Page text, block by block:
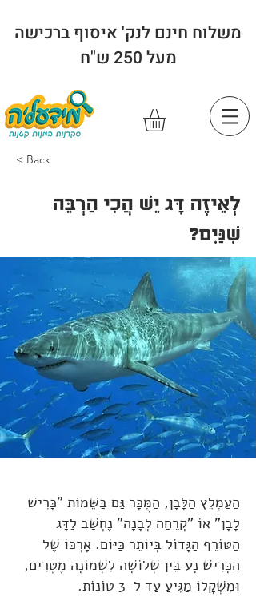
משלוח חינם לנק' איסוף ברכישה
מעל 250 ש"ח
< Back
לְאֵיזֶה דָּג יֵשׁ הֲכִי הַרְבֵּה
שִׁנַּיִם?
הַעַמְלֵץ הַלָּבָן, הַמֻּכָּר גַּם בַּשֵּׁמוֹת "כָּרִישׁ
לָבָן" אוֹ "קְרֵחַה לְבָנָה" נֶחְשַׁב לַדָּג
הַטּוֹרֵף הַגָּדוֹל בְּיוֹתֵר כַּיּוֹם. אָרְכּוֹ שֶׁל
הַכָּרִישׁ נָע בֵּין שְׁלוֹשָׁה לִשְׁמוֹנָה מֶטְרִים,
וּמִשְׁקָלוֹ מַגִּיעַ עַד ל-3 טוֹנוֹת.